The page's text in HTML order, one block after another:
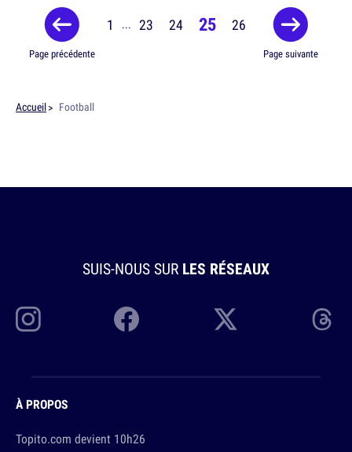
Page précédente
1 ... 23 24 25 26
Page suivante
Accueil Football
SUIS-NOUS SUR LES RÉSEAUX
À PROPOS
Topito.com devient 10h26